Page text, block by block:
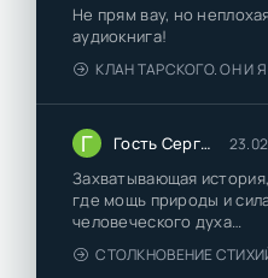
Не прям вау, но
аудиокнига!
КЛАН ТАРСКОГО. ОН И Я - ЕЛЕНА ТОДОРОВА
Г Гость Сергей
Захватывающая история,
где мощь природы и
человеческого духа
сплетаются в
и
СТОЛКНОВЕНИЕ СТИХИЙ - ВАЛЕРИЙ